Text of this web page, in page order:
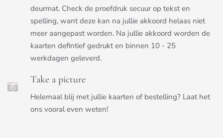
deurmat. Check de proefdruk secuur op tekst en
spelling, want deze kan na jullie akkoord helaas niet
meer aangepast worden. Na jullie akkoord worden de
kaarten defintief gedrukt en binnen 10 - 25
werkdagen geleverd.
Take a picture
Helemaal blij met jullie kaarten of bestelling? Laat het
ons vooral even weten!